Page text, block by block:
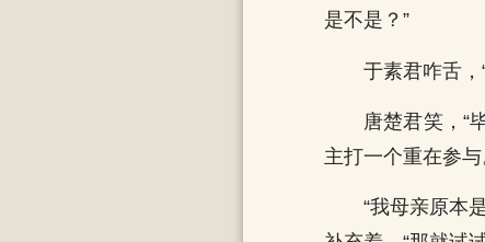
是不是？”
于素君咋舌
唐楚君笑，“
主打一个重在参
“我母亲原本